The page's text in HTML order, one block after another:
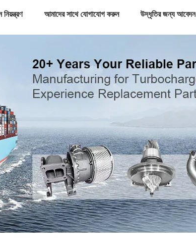
নিয়ন্ত্রণ আমাদের সাথে যোগাযোগ করুন উদ্ধৃতির জন্য আবেদন